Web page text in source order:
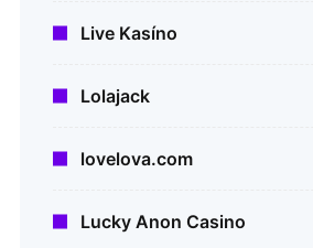
Live Kasíno
Lolajack
lovelova.com
Lucky Anon Casino